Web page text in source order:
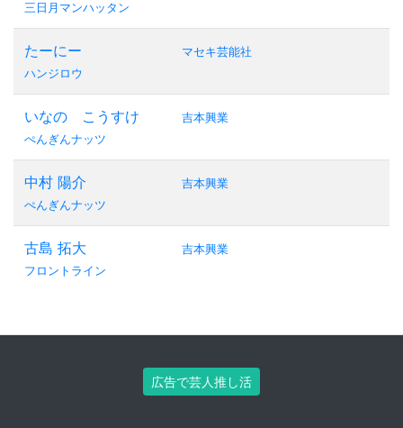
三日月マンハッタン
たーにー
ハンジロウ
マセキ芸能社
いなの こうすけ
ぺんぎんナッツ
吉本興業
中村 陽介
ぺんぎんナッツ
吉本興業
古島 拓大
フロントライン
吉本興業
広告で芸人推し活